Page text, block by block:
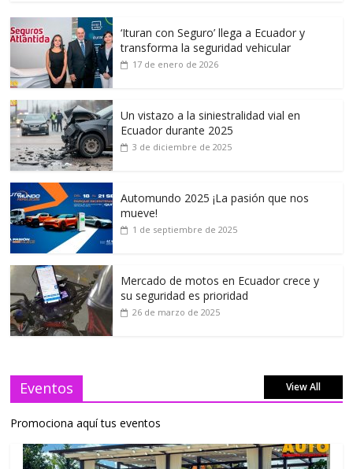
‘Ituran con Seguro’ llega a Ecuador y
transforma la seguridad vehicular
17 de enero de 2026
Un vistazo a la siniestralidad vial en
Ecuador durante 2025
3 de diciembre de 2025
Automundo 2025 ¡La pasión que nos
mueve!
1 de septiembre de 2025
Mercado de motos en Ecuador crece y
su seguridad es prioridad
26 de marzo de 2025
Eventos View All
Promociona aquí tus eventos